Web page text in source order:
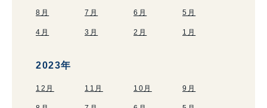
8月 7月 6月 5月
4月 3月 2月 1月
2023年
12月 11月 10月 9月